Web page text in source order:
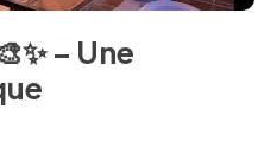
– Une